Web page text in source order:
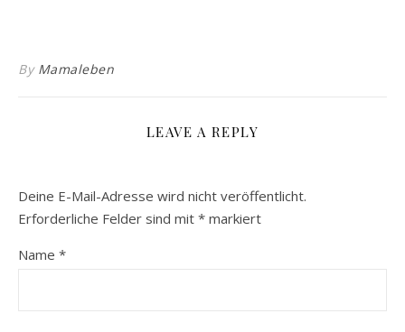
By Mamaleben
LEAVE A REPLY
Deine E-Mail-Adresse wird nicht veröffentlicht.
Erforderliche Felder sind mit * markiert
Name *